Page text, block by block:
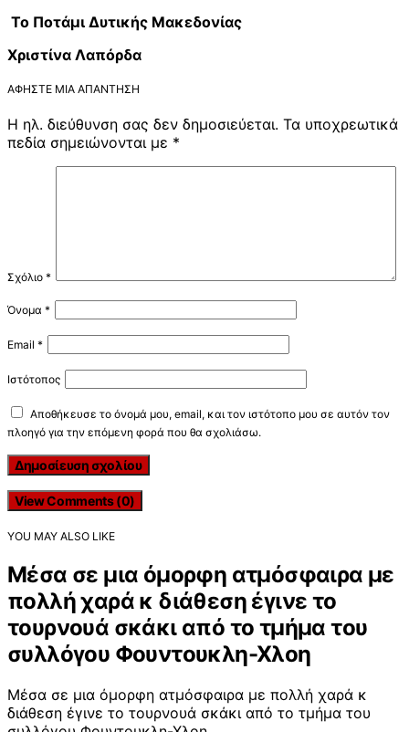
Το Ποτάμι Δυτικής Μακεδονίας
Χριστίνα Λαπόρδα
ΑΦΉΣΤΕ ΜΙΑ ΑΠΆΝΤΗΣΗ
Η ηλ. διεύθυνση σας δεν δημοσιεύεται. Τα υποχρεωτικά
πεδία σημειώνονται με *
Σχόλιο *
Όνομα *
Email *
Ιστότοπος
Αποθήκευσε το όνομά μου, email, και τον ιστότοπο μου σε αυτόν τον
πλοηγό για την επόμενη φορά που θα σχολιάσω.
View Comments (0)
YOU MAY ALSO LIKE
Μέσα σε μια όμορφη ατμόσφαιρα με
πολλή χαρά κ διάθεση έγινε το
τουρνουά σκάκι από το τμήμα του
συλλόγου Φουντουκλη-Χλοη
Μέσα σε μια όμορφη ατμόσφαιρα με πολλή χαρά κ
διάθεση έγινε το τουρνουά σκάκι από το τμήμα του